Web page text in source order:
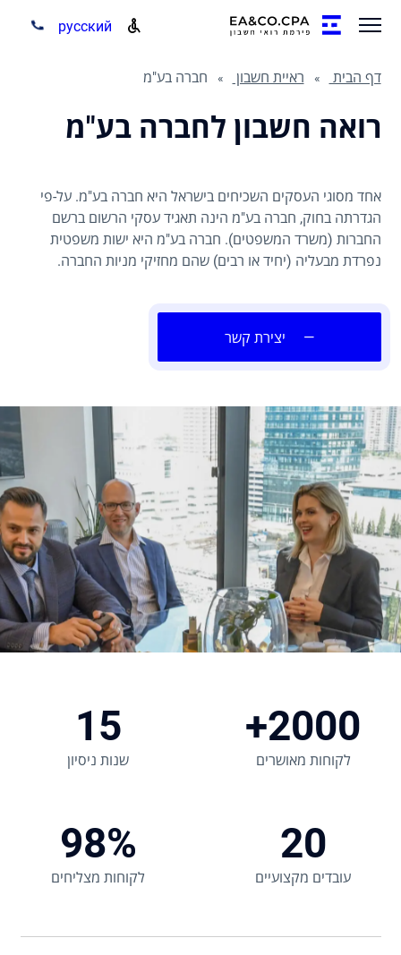
русский
דף הבית ראיית חשבון חברה בע"מ
רואה חשבון לחברה בע"מ
אחד מסוגי העסקים השכיחים בישראל היא חברה בע"מ. על-פי
הגדרתה בחוק, חברה בע"מ הינה תאגיד עסקי הרשום ברשם
החברות (משרד המשפטים). חברה בע"מ היא ישות משפטית
נפרדת מבעליה (יחיד או רבים) שהם מחזיקי מניות החברה.
— יצירת קשר
2000+
לקוחות מאושרים
15
שנות ניסיון
20
עובדים מקצועיים
98%
לקוחות מצליחים